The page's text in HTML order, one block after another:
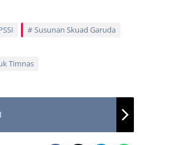
Susunan Skuad Garuda
Timnas